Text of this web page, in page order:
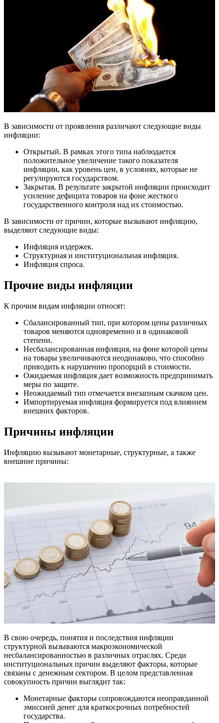
В зависимости от проявления различают следующие виды
инфляции:
Открытый. В рамках этого типа наблюдается
положительное увеличение такого показателя
инфляции, как уровень цен, в условиях, которые не
регулируются государством.
Закрытая. В результате закрытой инфляции происходит
усиление дефицита товаров на фоне жесткого
государственного контроля над их стоимостью.
В зависимости от причин, которые вызывают инфляцию,
выделяют следующие виды:
Инфляция издержек.
Структурная и институциональная инфляция.
Инфляция спроса.
Прочие виды инфляции
К прочим видам инфляции относят:
Сбалансированный тип, при котором цены различных
товаров меняются одновременно и в одинаковой
степени.
Несбалансированная инфляция, на фоне которой цены
на товары увеличиваются неодинаково, что способно
приводить к нарушению пропорций в стоимости.
Ожидаемая инфляция дает возможность предпринимать
меры по защите.
Неожидаемый тип отмечается внезапным скачком цен.
Импортируемая инфляция формируется под влиянием
внешних факторов.
Причины инфляции
Инфляцию вызывают монетарные, структурные, а также
внешние причины:
В свою очередь, понятия и последствия инфляции
структурной вызываются макроэкономической
несбалансированностью в различных отраслях. Среди
институциональных причин выделяют факторы, которые
связаны с денежным сектором. В целом представленная
совокупность причин выглядит так:
Монетарные факторы сопровождаются неоправданной
эмиссией денег для краткосрочных потребностей
государства.